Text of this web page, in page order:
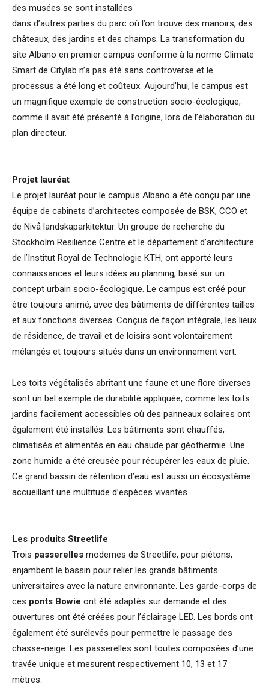
des musées se sont installées
dans d’autres parties du parc où l’on trouve des manoirs, des
châteaux, des jardins et des champs. La transformation du
site Albano en premier campus conforme à la norme Climate
Smart de Citylab n’a pas été sans controverse et le
processus a été long et coûteux. Aujourd’hui, le campus est
un magnifique exemple de construction socio-écologique,
comme il avait été présenté à l’origine, lors de l’élaboration du
plan directeur.
Projet lauréat
Le projet lauréat pour le campus Albano a été conçu par une
équipe de cabinets d’architectes composée de BSK, CCO et
de Nivå landskaparkitektur. Un groupe de recherche du
Stockholm Resilience Centre et le département d’architecture
de l’Institut Royal de Technologie KTH, ont apporté leurs
connaissances et leurs idées au planning, basé sur un
concept urbain socio-écologique. Le campus est créé pour
être toujours animé, avec des bâtiments de différentes tailles
et aux fonctions diverses. Conçus de façon intégrale, les lieux
de résidence, de travail et de loisirs sont volontairement
mélangés et toujours situés dans un environnement vert.
Les toits végétalisés abritant une faune et une flore diverses
sont un bel exemple de durabilité appliquée, comme les toits
jardins facilement accessibles où des panneaux solaires ont
également été installés. Les bâtiments sont chauffés,
climatisés et alimentés en eau chaude par géothermie. Une
zone humide a été creusée pour récupérer les eaux de pluie.
Ce grand bassin de rétention d’eau est aussi un écosystème
accueillant une multitude d’espèces vivantes.
Les produits Streetlife
Trois passerelles modernes de Streetlife, pour piétons,
enjambent le bassin pour relier les grands bâtiments
universitaires avec la nature environnante. Les garde-corps de
ces ponts Bowie ont été adaptés sur demande et des
ouvertures ont été créées pour l’éclairage LED. Les bords ont
également été surélevés pour permettre le passage des
chasse-neige. Les passerelles sont toutes composées d’une
travée unique et mesurent respectivement 10, 13 et 17
mètres.